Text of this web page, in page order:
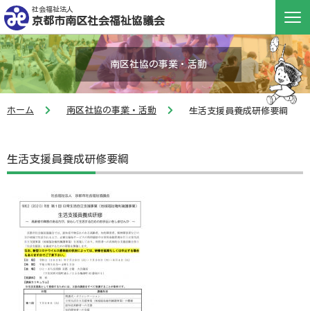
社会福祉法人
京都市南区社会福祉協議会
南区社協の事業・活動
ホーム 南区社協の事業・活動 生活支援員養成研修要綱
生活支援員養成研修要綱